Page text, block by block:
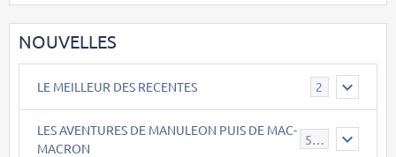
NOUVELLES
LE MEILLEUR DES RECENTES 2
LES AVENTURES DE MANULEON PUIS DE MAC-
MACRON